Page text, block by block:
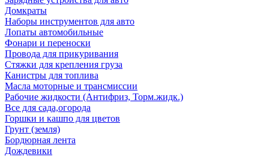
Домкраты
Наборы инструментов для авто
Лопаты автомобильные
Фонари и переноски
Провода для прикуривания
Стяжки для крепления груза
Канистры для топлива
Масла моторные и трансмиссии
Рабочие жидкости (Антифриз, Торм.жидк.)
Все для сада,огорода
Горшки и кашпо для цветов
Грунт (земля)
Бордюрная лента
Дождевики